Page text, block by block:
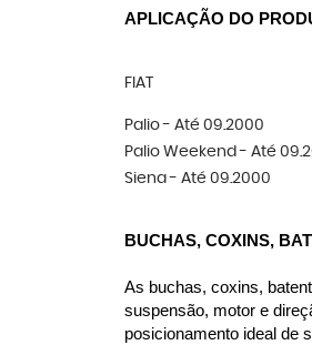
APLICAÇÃO DO
FIAT
Palio - Até 09.2000
Palio Weekend - Até
Siena - Até 09.2000
BUCHAS, COXINS,
As buchas, coxins,
suspensão, motor e
posicionamento ideal de